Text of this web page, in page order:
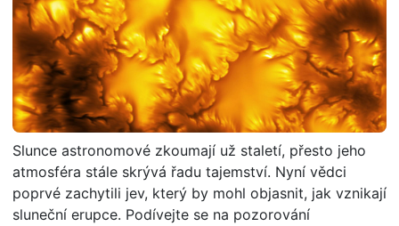
Slunce astronomové zkoumají už staletí, přesto jeho
atmosféra stále skrývá řadu tajemství. Nyní vědci
poprvé zachytili jev, který by mohl objasnit, jak vznikají
sluneční erupce. Podívejte se na pozorování